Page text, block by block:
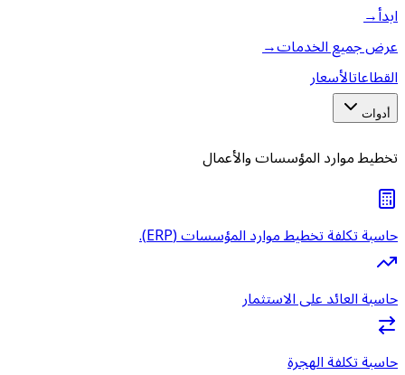
ابدأ→
عرض جميع الخدمات→
القطاعاتالأسعار
أدوات
تخطيط موارد المؤسسات والأعمال
حاسبة تكلفة تخطيط موارد المؤسسات (ERP).
حاسبة العائد على الاستثمار
حاسبة تكلفة الهجرة